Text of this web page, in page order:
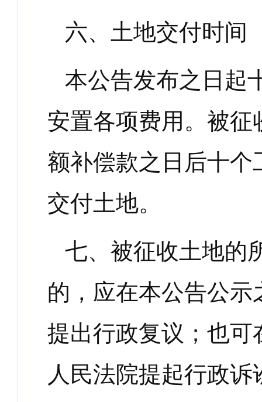
六、土地交付时间
本公告发布之日起
安置各项费用。被
额补偿款之日后十
交付土地。
七、被征收土地的
的，应在本公告公
提出行政复议；也
人民法院提起行政